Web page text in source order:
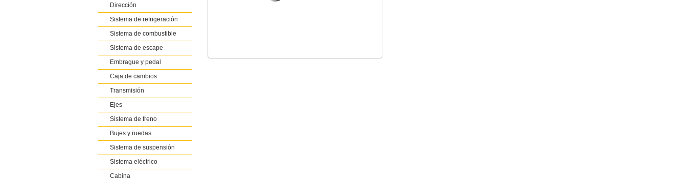
Dirección
Sistema de refrigeración
Sistema de combustible
Sistema de escape
Embrague y pedal
Caja de cambios
Transmisión
Ejes
Sistema de freno
Bujes y ruedas
Sistema de suspensión
Sistema eléctrico
Cabina